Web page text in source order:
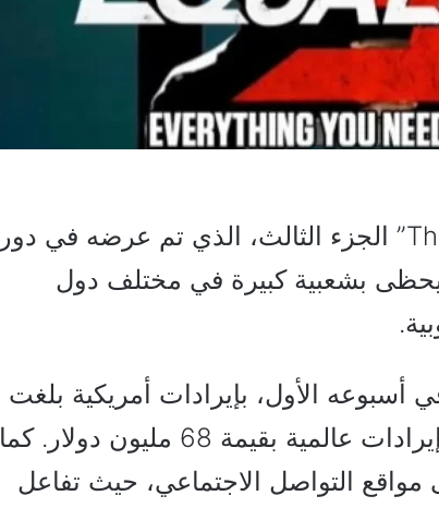
مشاهدة فيلم “The Equalizer 3” الجزء الثالث، الذي تم عرضه في دور
يحظى بشعبية كبيرة في مختلف دول
الأول، بإيرادات أمريكية بلغت
34 مليون و500 ألف دولار، وإيرادات عالمية بقيمة 68 مليون دولار. كما
مواقع التواصل الاجتماعي، حيث تفاعل